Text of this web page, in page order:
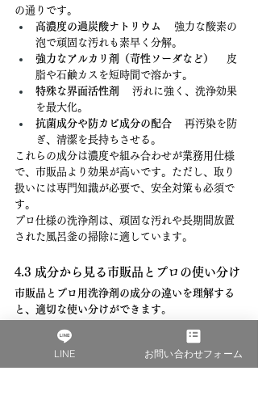
の通りです。
高濃度の過炭酸ナトリウム
強力な酸素の
泡で頑固な汚れも素早く分解。
強力なアルカリ剤（苛性ソーダなど）
皮
脂や石鹸カスを短時間で溶かす。
特殊な界面活性剤
汚れに強く、洗浄効果
を最大化。
抗菌成分や防カビ成分の配合 再汚染を防
ぎ、清潔を長持ちさせる。
これらの成分は濃度や組み合わせが業務用仕様
で、市販品より効果が高いです。ただし、取り
扱いには専門知識が必要で、安全対策も必須で
す。
プロ仕様の洗浄剤は、頑固な汚れや長期間放置
された風呂釜の掃除に適しています。
4.3 成分から見る市販品とプロの使い分け
市販品とプロ用洗浄剤の成分の違いを理解する
と、適切な使い分けができます。
られている 　・低濃度の成分配合で軽い汚
れ向き 　・使いやすく初心者向け
LINE お問い合わせフォーム